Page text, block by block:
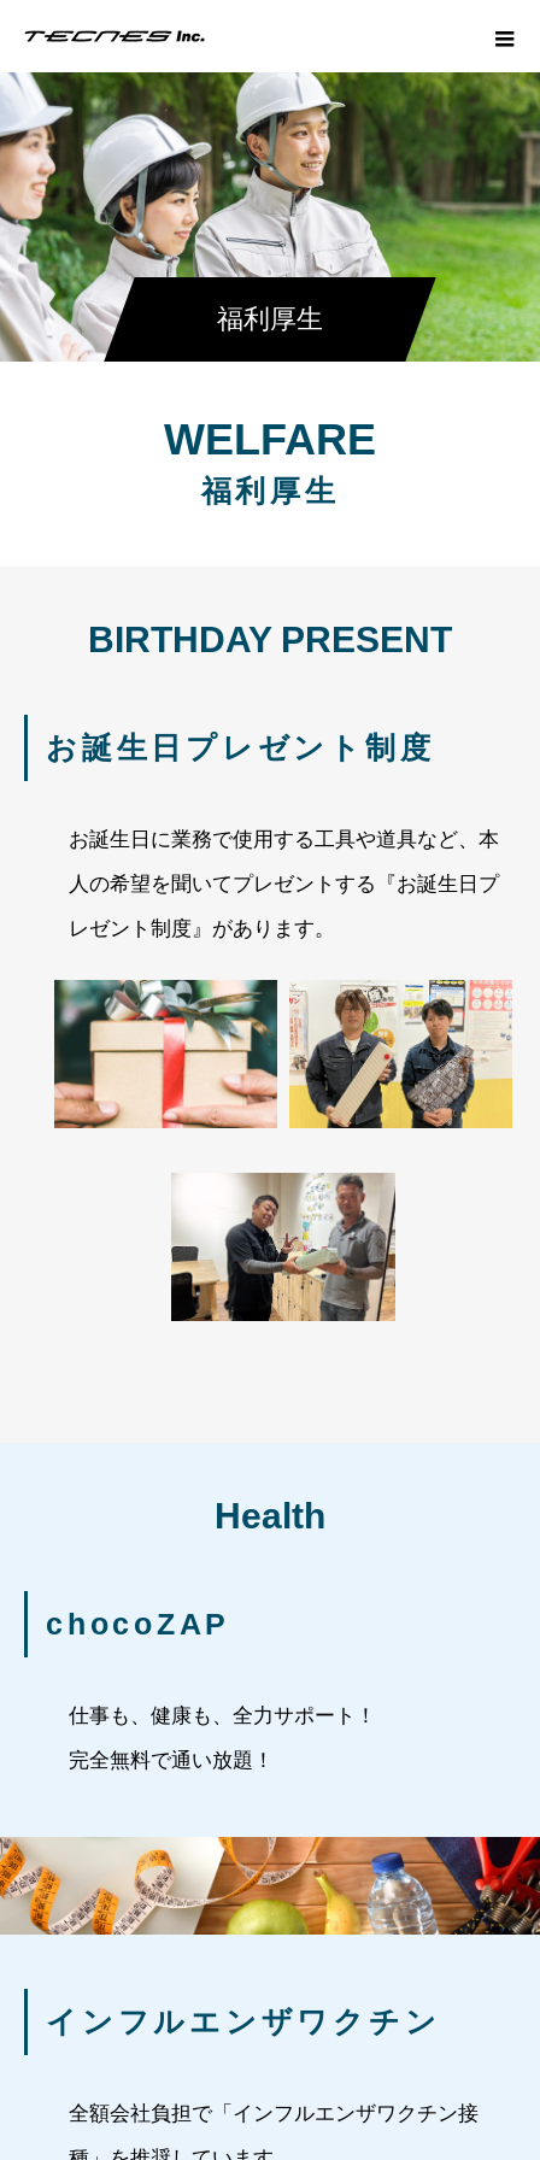
福利厚生
WELFARE
福利厚生
BIRTHDAY PRESENT
お誕生日プレゼント制度
お誕生日に業務で使用する工具や道具など、本
人の希望を聞いてプレゼントする『お誕生日プ
レゼント制度』があります。
Health
chocoZAP
仕事も、健康も、全力サポート！
完全無料で通い放題！
インフルエンザワクチン
全額会社負担で「インフルエンザワクチン接